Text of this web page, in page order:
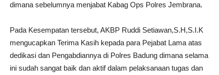
dimana sebelumnya menjabat Kabag Ops Polres Jembrana.
Pada Kesempatan tersebut, AKBP Ruddi Setiawan,S.H,S.I.K
mengucapkan Terima Kasih kepada para Pejabat Lama atas
dedikasi dan Pengabdiannya di Polres Badung dimana selama
ini sudah sangat baik dan aktif dalam pelaksanaan tugas dan